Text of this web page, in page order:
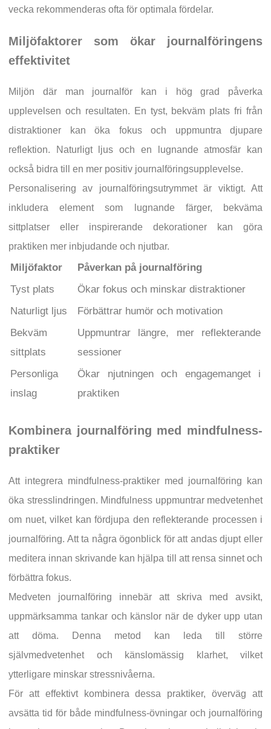
vecka rekommenderas ofta för optimala fördelar.
Miljöfaktorer som ökar journalföringens
effektivitet
Miljön där man journalför kan i hög grad påverka
upplevelsen och resultaten. En tyst, bekväm plats fri från
distraktioner kan öka fokus och uppmuntra djupare
reflektion. Naturligt ljus och en lugnande atmosfär kan
också bidra till en mer positiv journalföringsupplevelse.
Personalisering av journalföringsutrymmet är viktigt. Att
inkludera element som lugnande färger, bekväma
sittplatser eller inspirerande dekorationer kan göra
praktiken mer inbjudande och njutbar.
Miljöfaktor
Påverkan på journalföring
Tyst plats
Ökar fokus och minskar distraktioner
Naturligt ljus
Förbättrar humör och motivation
Bekväm
sittplats
Uppmuntrar längre, mer reflekterande
sessioner
Personliga
inslag
Ökar njutningen och engagemanget i
praktiken
Kombinera journalföring med mindfulness-
praktiker
Att integrera mindfulness-praktiker med journalföring kan
öka stresslindringen. Mindfulness uppmuntrar medvetenhet
om nuet, vilket kan fördjupa den reflekterande processen i
journalföring. Att ta några ögonblick för att andas djupt eller
meditera innan skrivande kan hjälpa till att rensa sinnet och
förbättra fokus.
Medveten journalföring innebär att skriva med avsikt,
uppmärksamma tankar och känslor när de dyker upp utan
att döma. Denna metod kan leda till större
självmedvetenhet och känslomässig klarhet, vilket
ytterligare minskar stressnivåerna.
För att effektivt kombinera dessa praktiker, överväg att
avsätta tid för både mindfulness-övningar och journalföring